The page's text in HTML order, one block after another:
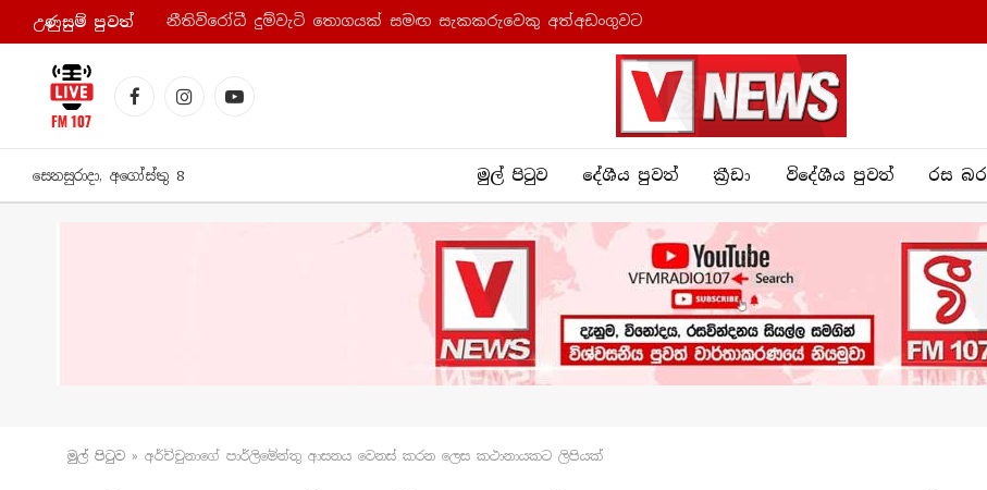
උණුසුම් පුව​ත් නීතිවිරෝධී දුම්වැටි තොගයක් සමඟ සැකකරුවෙකු අත්අඩංගුවට
FacebookInstagramYouTube
සෙනසුරාදා, අගෝස්තු 8 මුල් පිටුව දේශීය පුව​ත් ක්‍රී​ඩා විදේශීය පුවත් රස බ​ර
මුල් පිටු​ව » අර්ච්චුනාගේ පාර්ලිමේන්තු ආසනය වෙනස් කරන ලෙස කථානායකට ලිපියක්